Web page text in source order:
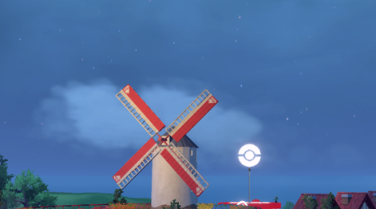
Combat d'Arène contre Colza (Plante)
L&apos;épreuve d&apos;arène
L&apos;équipe de Colza
Niveau d&apos;équipe conseillé
Progression